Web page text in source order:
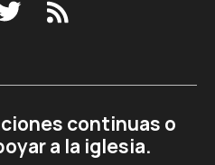
continuas o
a la iglesia.